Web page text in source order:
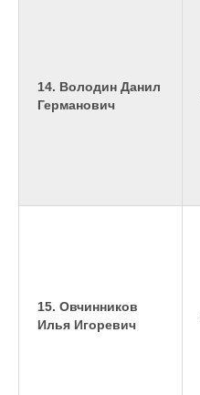
14. Володин Данил
Германович
15. Овчинников
Илья Игоревич